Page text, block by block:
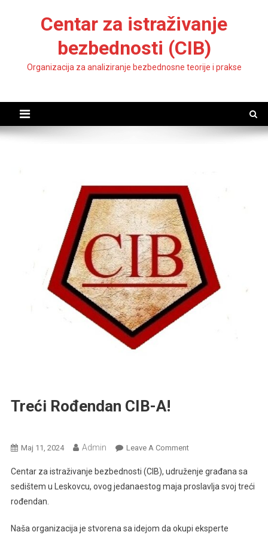
Centar za istraživanje
bezbednosti (CIB)
Organizacija za analiziranje bezbednosne teorije i prakse
Treći Rođendan CIB-A!
Мај 11, 2024 Admin Leave A CommentOn
Rođendan
CIB-
Centar za istraživanje bezbednosti (CIB), udruženje građana sa
sedištem u Leskovcu, ovog jedanaestog maja proslavlja svoj treći
rođendan.
Naša organizacija je stvorena sa idejom da okupi eksperte